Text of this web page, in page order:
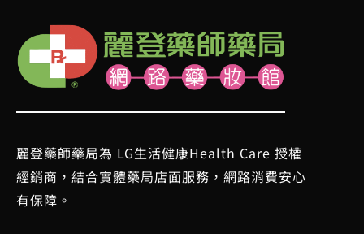
麗登藥師藥局為 LG生活健康Health Care 授權
經銷商，結合實體藥局店面服務，網路消費安心
有保障。